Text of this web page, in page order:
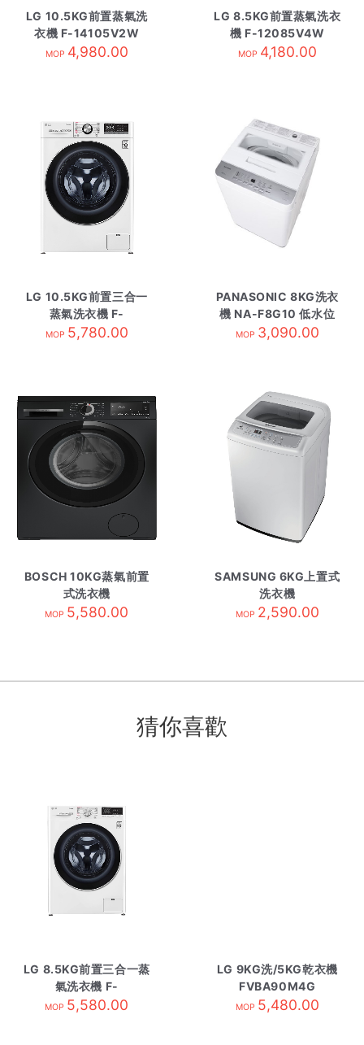
LG 10.5KG前置蒸氣洗
衣機 F-14105V2W
MOP 4,980.00
LG 8.5KG前置蒸氣洗衣
機 F-12085V4W
MOP 4,180.00
LG 10.5KG前置三合一
蒸氣洗衣機 F-
C14105V2W
MOP 5,780.00
PANASONIC 8KG洗衣
機 NA-F8G10 低水位
MOP 3,090.00
BOSCH 10KG蒸氣前置
式洗衣機
WHE2530ZHK 黑色
MOP 5,580.00
SAMSUNG 6KG上置式
洗衣機
WA60M4200SG/SH
MOP 2,590.00
猜你喜歡
LG 8.5KG前置三合一蒸
氣洗衣機 F-
C12085V2W
MOP 5,580.00
LG 9KG洗/5KG乾衣機
FVBA90M4G
MOP 5,480.00